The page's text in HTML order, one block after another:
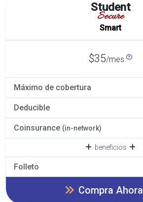
Student
Secure
Smart
$35/mes
Máximo de cobertura
Deducible
Coinsurance (in-network)
beneficios
Folleto
Compra Ahora